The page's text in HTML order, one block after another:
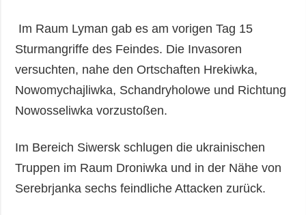
Im Raum Lyman gab es am vorigen Tag 15
Sturmangriffe des Feindes. Die Invasoren
versuchten, nahe den Ortschaften Hrekiwka,
Nowomychajliwka, Schandryholowe und Richtung
Nowosseliwka vorzustoßen.
Im Bereich Siwersk schlugen die ukrainischen
Truppen im Raum Droniwka und in der Nähe von
Serebrjanka sechs feindliche Attacken zurück.